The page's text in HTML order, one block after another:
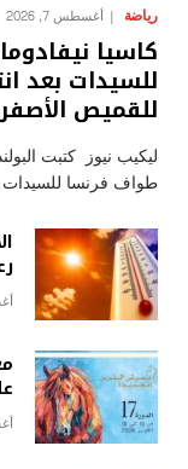
رياضة أغسطس 7, 2026
كاسيا
للسيدات بعد
للقميص الأصفر
ليكيب نيوز كتبت
طواف فرنسا